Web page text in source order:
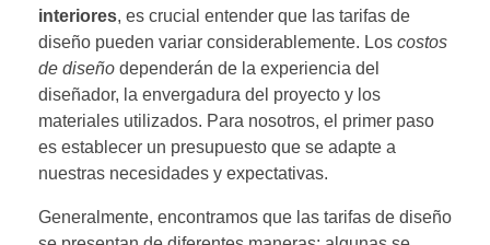
interiores, es crucial entender que las tarifas de
diseño pueden variar considerablemente. Los costos
de diseño dependerán de la experiencia del
diseñador, la envergadura del proyecto y los
materiales utilizados. Para nosotros, el primer paso
es establecer un presupuesto que se adapte a
nuestras necesidades y expectativas.
Generalmente, encontramos que las tarifas de diseño